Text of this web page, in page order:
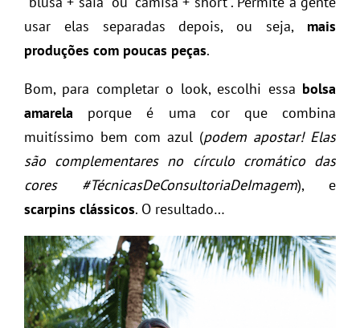
usar elas separadas depois, ou seja, mais
produções com poucas peças.
Bom, para completar o look, escolhi essa bolsa
amarela porque é uma cor que combina
muitíssimo bem com azul (podem apostar! Elas
são complementares no círculo cromático das
cores #TécnicasDeConsultoriaDeImagem), e
scarpins clássicos. O resultado…